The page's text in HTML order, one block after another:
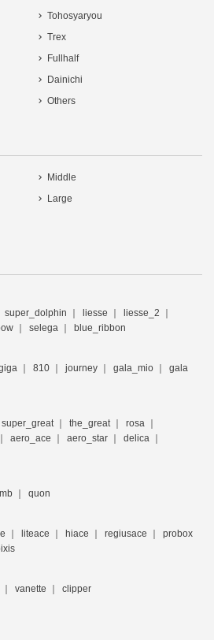
Tohosyaryou
Trex
Fullhalf
Dainichi
Others
Middle
Large
super_dolphin liesse
liesse_2
selega blue_ribbon
810 journey gala_mio
gala
super_great the_great
rosa
aero_ace aero_star
delica
quon
liteace hiace regiusace
probox
vanette clipper